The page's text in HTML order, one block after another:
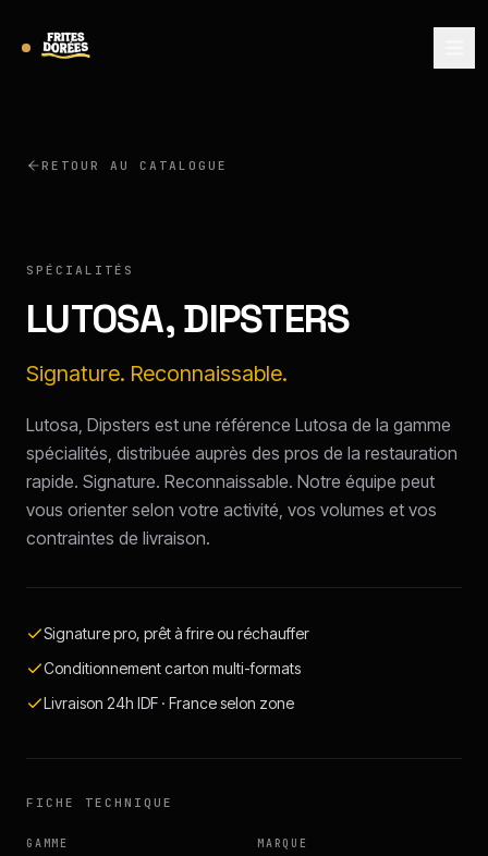
RETOUR AU CATALOGUE
SPÉCIALITÉS
LUTOSA, DIPSTERS
Signature. Reconnaissable.
Lutosa, Dipsters est une référence Lutosa de la gamme
spécialités, distribuée auprès des pros de la restauration
rapide. Signature. Reconnaissable. Notre équipe peut
vous orienter selon votre activité, vos volumes et vos
contraintes de livraison.
Signature pro, prêt à frire ou réchauffer
Conditionnement carton multi-formats
Livraison 24h IDF · France selon zone
FICHE TECHNIQUE
GAMME MARQUE